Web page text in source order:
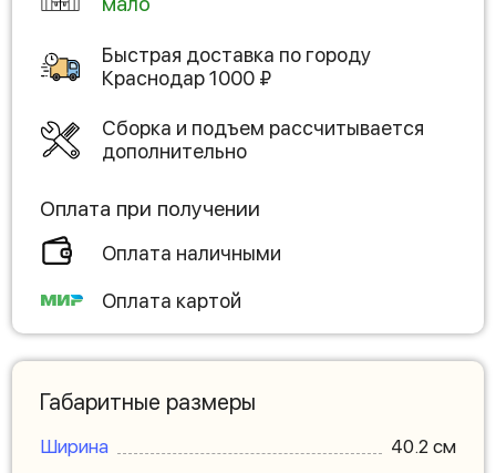
Быстрая доставка по городу
Краснодар1000 ₽
Сборка и подъем рассчитывается
дополнительно
Оплата при получении
Оплата наличными
Оплата картой
Габаритные размеры
Ширина
40.2 см